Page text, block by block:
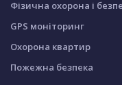
Фізична охорона і
GPS моніторинг
Охорона квартир
Пожежна безпека